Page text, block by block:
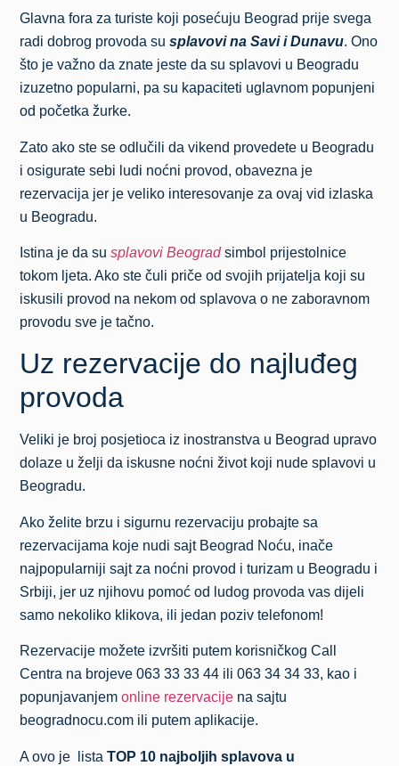
Glavna fora za turiste koji posećuju Beograd prije svega
radi dobrog provoda susplavovi na Savi i Dunavu. Ono
što je važno da znate jeste da su splavovi u Beogradu
izuzetno popularni, pa su kapaciteti uglavnom popunjeni
od početka žurke.
Zato ako ste se odlučili da vikend provedete u Beogradu
i osigurate sebi ludi noćni provod, obavezna je
rezervacija jer je veliko interesovanje za ovaj vid izlaska
u Beogradu.
Istina je da susplavovi Beogradsimbol prijestolnice
tokom ljeta. Ako ste čuli priče od svojih prijatelja koji su
iskusili provod na nekom od splavova o ne zaboravnom
provodu sve je tačno.
Uz rezervacije do najluđeg
provoda
Veliki je broj posjetioca iz inostranstva u Beograd upravo
dolaze u želji da iskusne noćni život koji nude splavovi u
Beogradu.
Ako želite brzu i sigurnu rezervaciju probajte sa
rezervacijama koje nudi sajt Beograd Noću, inače
najpopularniji sajt za noćni provod i turizam u Beogradu i
Srbiji, jer uz njihovu pomoć od ludog provoda vas dijeli
samo nekoliko klikova, ili jedan poziv telefonom!
Rezervacije možete izvršiti putem korisničkog Call
Centra na brojeve 063 33 33 44 ili 063 34 34 33, kao i
popunjavanjemonline rezervacije na sajtu
beogradnocu.com ili putem aplikacije.
A ovo je listaTOP 10 najboljih splavova u